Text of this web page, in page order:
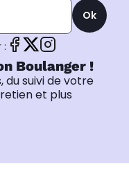
Ok
:
Boulanger !
du suivi de votre
et plus